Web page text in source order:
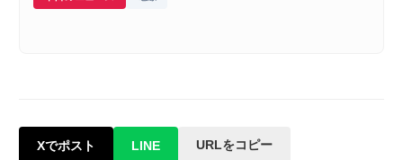
Xでポスト LINE URLをコピー